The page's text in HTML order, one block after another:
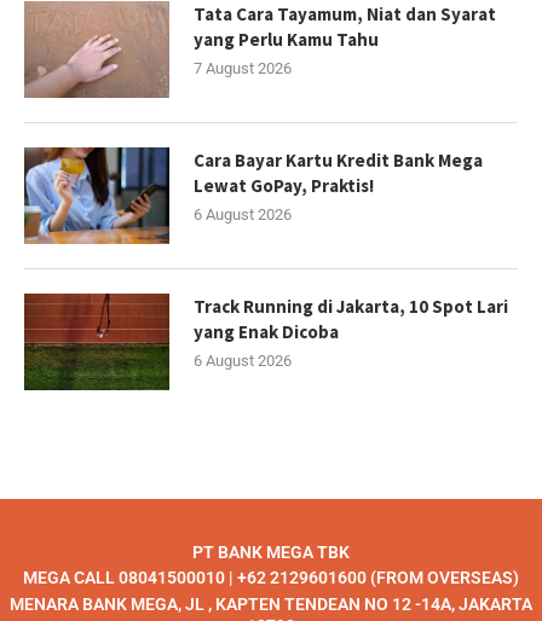
Tata Cara Tayamum, Niat dan Syarat
yang Perlu Kamu Tahu
7 August 2026
Cara Bayar Kartu Kredit Bank Mega
Lewat GoPay, Praktis!
6 August 2026
Track Running di Jakarta, 10 Spot Lari
yang Enak Dicoba
6 August 2026
PT BANK MEGA TBK
MEGA CALL 08041500010 | +62 2129601600 (FROM OVERSEAS)
MENARA BANK MEGA, JL , KAPTEN TENDEAN NO 12 -14A, JAKARTA